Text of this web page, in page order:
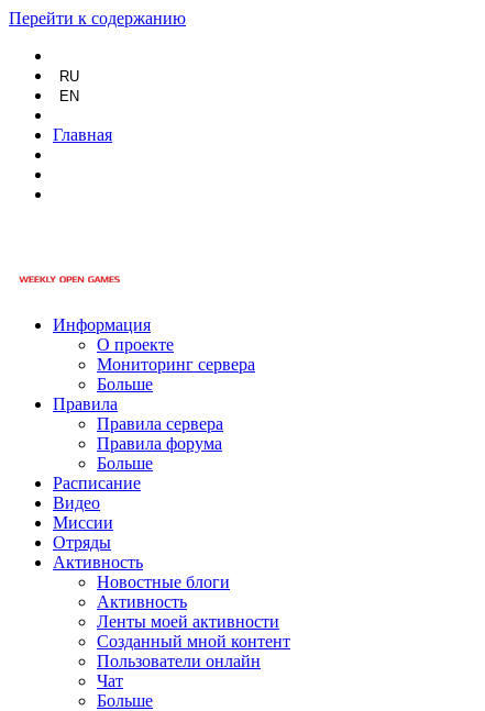
Перейти к содержанию
RU
EN
Главная
Информация
О проекте
Мониторинг сервера
Больше
Правила
Правила сервера
Правила форума
Больше
Расписание
Видео
Миссии
Отряды
Активность
Новостные блоги
Активность
Ленты моей активности
Созданный мной контент
Пользователи онлайн
Чат
Больше